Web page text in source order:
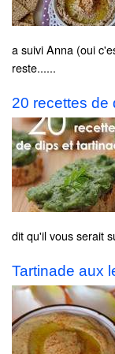
a suivi Anna (oui
reste......
20 recettes de
dit qu'il vous serait
Tartinade aux